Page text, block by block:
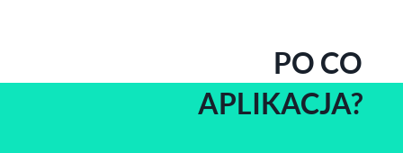
PO CO
APLIKACJA?